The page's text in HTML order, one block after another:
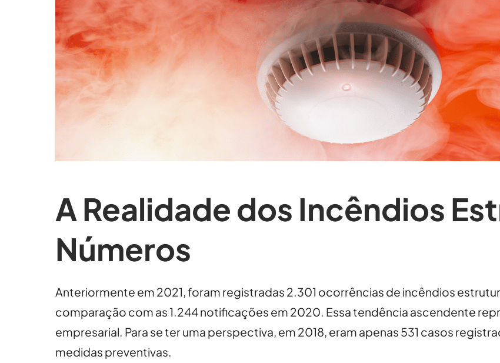
A Realidade dos Incêndios
Números
Anteriormente em 2021, foram registradas 2.301 ocorrências de incêndios
comparação com as 1.244 notificações em 2020. Essa tendência ascendente
empresarial. Para se ter uma perspectiva, em 2018, eram apenas 531 casos
medidas preventivas.